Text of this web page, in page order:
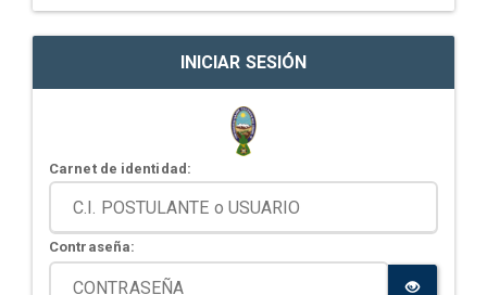
INICIAR SESIÓN
Carnet de identidad:
Contraseña: